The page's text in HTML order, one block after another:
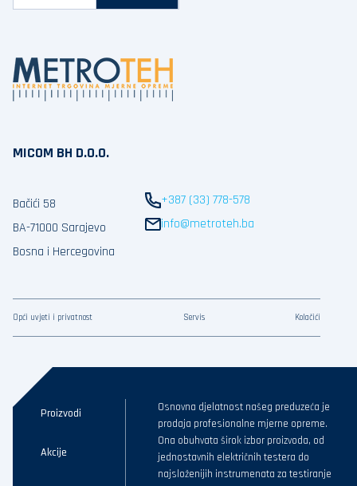
MICOM BH D.O.O.
Bačići 58
BA-71000 Sarajevo
Bosna i Hercegovina
+387 (33) 778-578
info@metroteh.ba
Opći uvjeti i privatnost Servis Kolačići
Proizvodi
Akcije
Osnovna djelatnost našeg preduzeća je
prodaja profesionalne mjerne opreme.
Ona obuhvata širok izbor proizvoda, od
jednostavnih električnih testera do
najsloženijih instrumenata za testiranje